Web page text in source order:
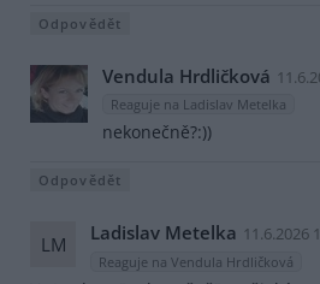
Odpovědět
Vendula Hrdličková
Reaguje na Ladislav Metelka
nekonečně?:))
Odpovědět
LM Ladislav Metelka 11.6.2026
Reaguje na Vendula Hrdličková